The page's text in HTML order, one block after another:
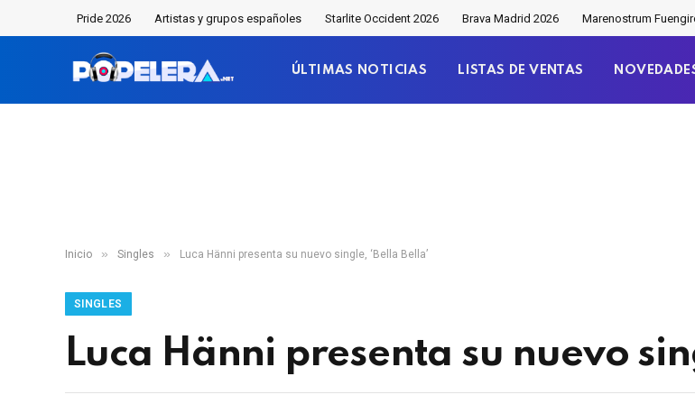
Pride 2026 Artistas y grupos españoles Starlite Occident 2026 Brava Madrid 2026 Marenostrum
ÚLTIMAS NOTICIAS LISTAS DE VENTAS
Inicio » Singles » Luca Hänni presenta su nuevo single, ‘Bella Bella’
SINGLES
Luca Hänni presenta su nuevo